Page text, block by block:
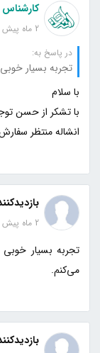
کارشناس
2 ماه پیش
در پاسخ به:
انشاله منتظر
2 ماه پیش
تجربه بسیار خوبی
می‌کنم.